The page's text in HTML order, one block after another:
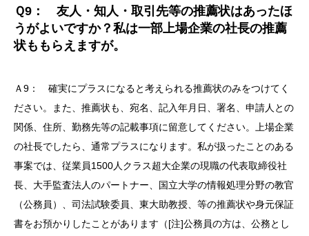
Ｑ9： 友人・知人・取引先等の推薦状はあったほ
うがよいですか？私は一部上場企業の社長の推薦
状ももらえますが。
Ａ9： 確実にプラスになると考えられる推薦状のみをつけてく
ださい。また、推薦状も、宛名、記入年月日、署名、申請人との
関係、住所、勤務先等の記載事項に留意してください。上場企業
の社長でしたら、通常プラスになります。私が扱ったことのある
事案では、従業員1500人クラス超大企業の現職の代表取締役社
長、大手監査法人のパートナー、国立大学の情報処理分野の教官
（公務員）、司法試験委員、東大助教授、等の推薦状や身元保証
書をお預かりしたことがあります（[注]公務員の方は、公務とし